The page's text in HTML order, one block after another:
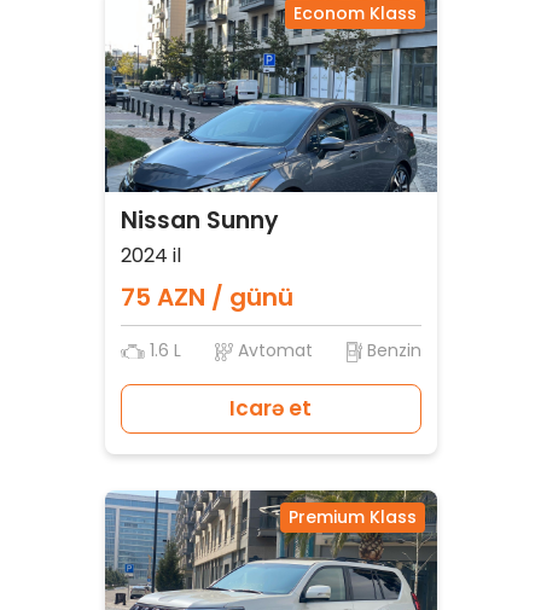
Econom Klass
Nissan Sunny
2024 il
75 AZN / günü
1.6 L Avtomat Benzin
Icarə et
Premium Klass